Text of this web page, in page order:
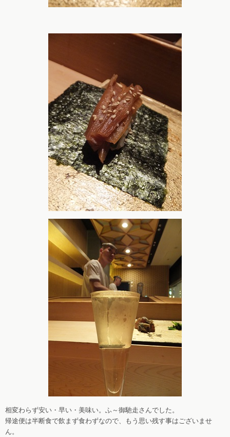
相変わらず安い・早い・美味い。ふ～御馳走さんでした。
帰途便は半断食で飲まず食わずなので、もう思い残す事はございませ
ん。